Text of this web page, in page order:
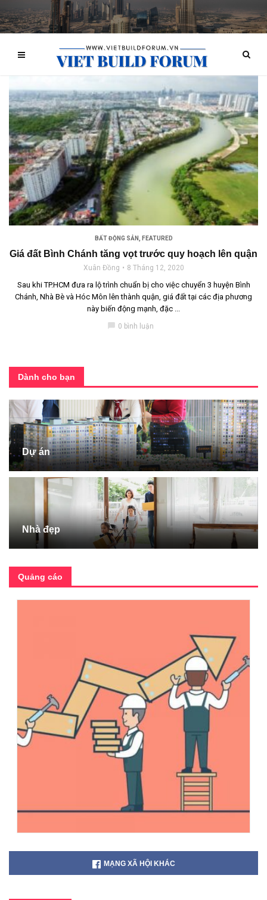
BẤT ĐỘNG SẢN, FEATURED
Giá đất Bình Chánh tăng vọt trước quy hoạch lên quận
Xuân Đồng 8 Tháng 12, 2020
Sau khi TP.HCM đưa ra lộ trình chuẩn bị cho việc chuyển 3 huyện Bình
Chánh, Nhà Bè và Hóc Môn lên thành quận, giá đất tại các địa phương
này biến động mạnh, đặc ...
chat_bubble 0 bình luận
Dành cho bạn
Dự án
Nhà đẹp
Quảng cáo
MẠNG XÃ HỘI KHÁC